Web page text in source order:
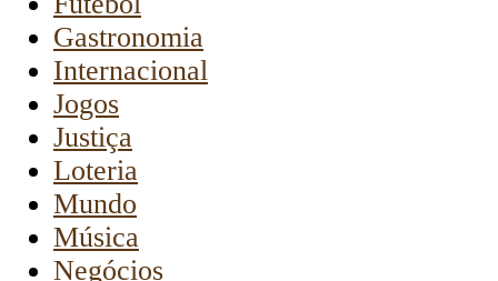
Gastronomia
Internacional
Jogos
Justiça
Loteria
Mundo
Música
Negócios